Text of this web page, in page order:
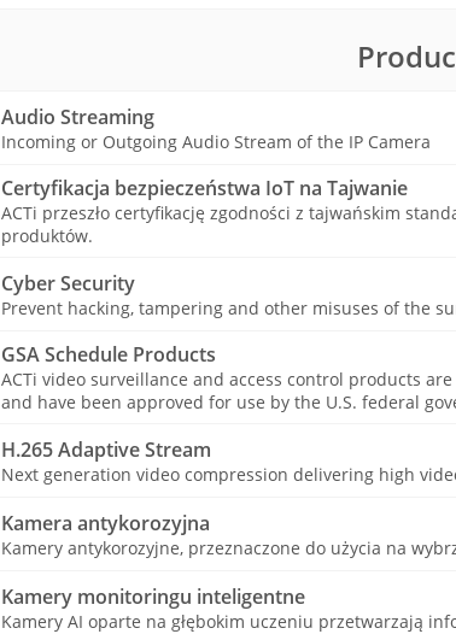
Audio Streaming
Incoming or Outgoing Audio Stream of the IP Camera
Certyfikacja bezpieczeństwa IoT na Tajwanie
ACTi przeszło certyfikację zgodności z tajwańskim
produktów.
Cyber Security
Prevent hacking, tampering and other misuses of the
GSA Schedule Products
ACTi video surveillance and access control products
and have been approved for use by the U.S. federal
H.265 Adaptive Stream
Next generation video compression delivering high
Kamera antykorozyjna
Kamery antykorozyjne, przeznaczone do użycia na
Kamery monitoringu inteligentne
Kamery AI oparte na głębokim uczeniu przetwarzają